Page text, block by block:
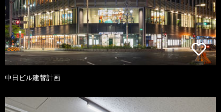
中日ビル建替計画